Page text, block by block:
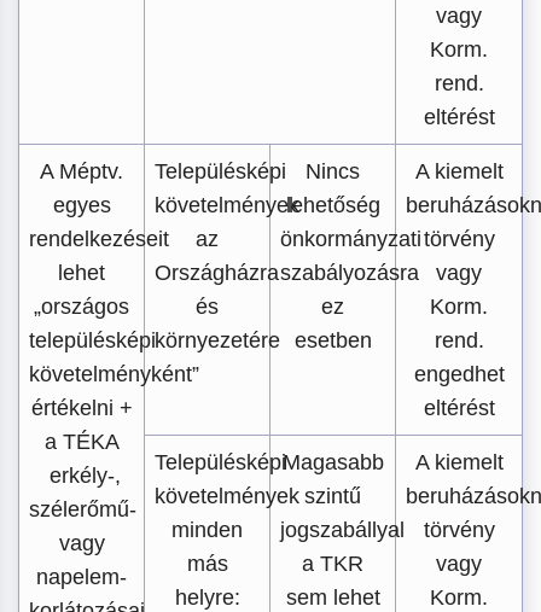
vagy
Korm.
rend.
eltérést
A Méptv.
egyes
rendelkezéseit
lehet
„országos
településképi
követelményként”
értékelni +
a TÉKA
erkély-,
szélerőmű-
vagy
napelem-
Településképi
követelmények
az
Országházra
és
környezetére
Nincs
lehetőség
önkormányzati
szabályozásra
ez
esetben
A kiemelt
törvény
vagy
Korm.
rend.
engedhet
eltérést
Településképi
követelmények
minden
más
helyre:
Magasabb
szintű
jogszabállyal
a TKR
sem lehet
A kiemelt
törvény
vagy
Korm.